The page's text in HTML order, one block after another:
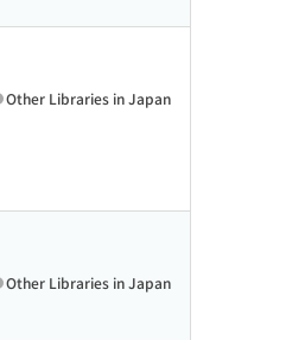
Other Libraries in Japan
Other Libraries in Japan